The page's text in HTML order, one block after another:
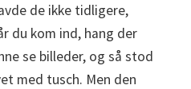
de ikke tidligere,
du kom ind, hang der
se billeder, og så stod
med tusch. Men den